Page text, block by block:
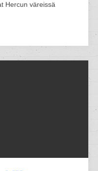
Hercun väreissä